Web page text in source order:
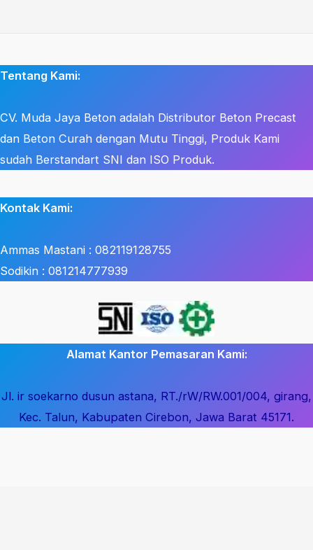
Tentang Kami:
CV. Muda Jaya Beton adalah Distributor Beton Precast
dan Beton Curah dengan Mutu Tinggi, Produk Kami
sudah Berstandart SNI dan ISO Produk.
Kontak Kami:
Ammas Mastani : 082119128755
Sodikin : 081214777939
Alamat Kantor Pemasaran Kami:
Jl. ir soekarno dusun astana, RT./rW/RW.001/004, girang,
Kec. Talun, Kabupaten Cirebon, Jawa Barat 45171.